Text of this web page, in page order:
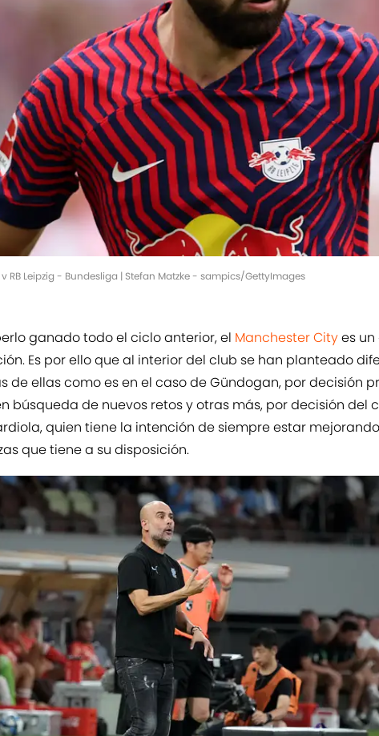
RB Leipzig - Bundesliga | Stefan Matzke - sampics/GettyImages
ganado todo el ciclo anterior, el Manchester Cityes
Es por ello que al interior del club se han planteado
de ellas como es en el caso de Gündogan, por decisión
búsqueda de nuevos retos y otras más, por decisión del
quien tiene la intención de siempre estar
que tiene a su disposición.